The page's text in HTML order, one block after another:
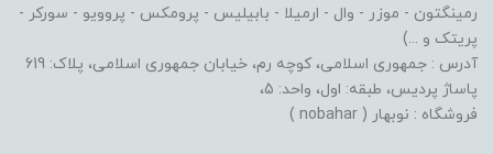
رمینگتون - موزر - وال - ارمیلا - بابیلیس - پرومکس - پروویو - سورکر -
پریتک و ...)
آدرس : جمهوری اسلامی، کوچه رم، خیابان جمهوری اسلامی، پلاک: 619
پاساژ پردیس، طبقه: اول، واحد: 5،
فروشگاه : نوبهار ( nobahar )